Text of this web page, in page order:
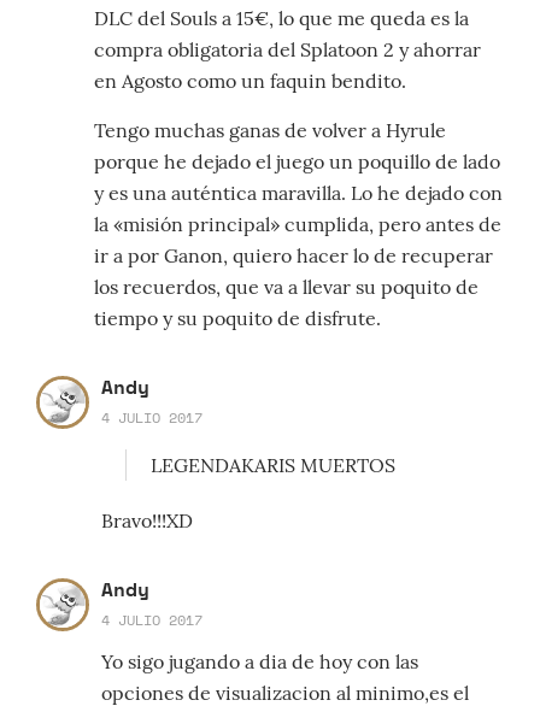
DLC del Souls a 15€, lo que me queda es la
compra obligatoria del Splatoon 2 y ahorrar
en Agosto como un faquin bendito.
Tengo muchas ganas de volver a Hyrule
porque he dejado el juego un poquillo de lado
y es una auténtica maravilla. Lo he dejado con
la «misión principal» cumplida, pero antes de
ir a por Ganon, quiero hacer lo de recuperar
los recuerdos, que va a llevar su poquito de
tiempo y su poquito de disfrute.
Andy
4 JULIO 2017
LEGENDAKARIS MUERTOS
Bravo!!!XD
Andy
4 JULIO 2017
Yo sigo jugando a dia de hoy con las
opciones de visualizacion al minimo,es el